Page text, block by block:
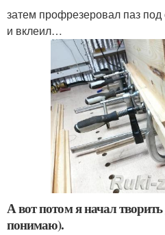
затем профрезеровал паз под
и вклеил…
А вот потом я начал творить
понимаю).